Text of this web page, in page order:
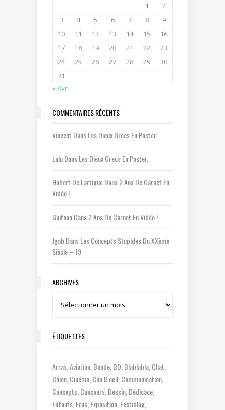
1
2
3
4 5 6 7 8
9
10
11 12 13 14 15
16
17
18 19 20 21 22
23
24
25 26 27 28 29
30
31
« Avr
COMMENTAIRES RÉCENTS
Vincent DansLes Dieux Grecs En Poster.
LuluDansLes Dieux Grecs En Poster.
Hubert De LartigueDans2 Ans De Carnet En
Vidéo !
GuitoonDans2 Ans De Carnet En Vidéo !
Jgab DansLes Concepts Stupides Du XXème
Siècle – 19
ARCHIVES
Archives
ÉTIQUETTES
Arras Aviation Bande BD Blablabla Chat
Chien Cinéma Clin D'oeil Communication
Concepts Concours Dessin Dédicace
Enfants Eros Exposition Festiblog